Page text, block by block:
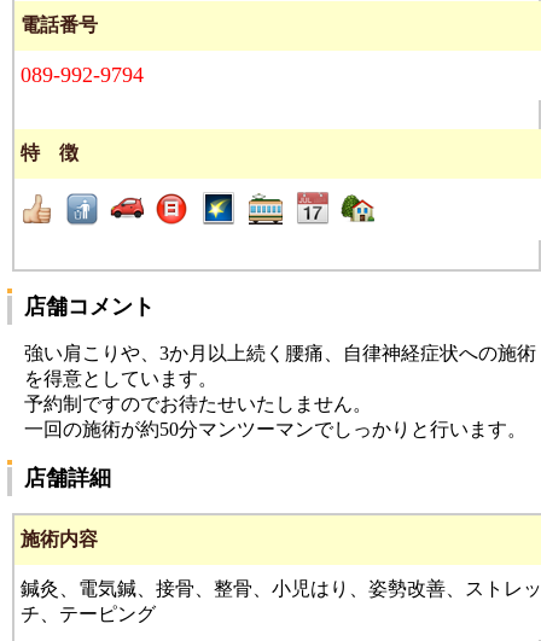
電話番号
089-992-9794
特 徴
店舗コメント
強い肩こりや、3か月以上続く腰痛、自律神経症状への施術
を得意としています。
予約制ですのでお待たせいたしません。
一回の施術が約50分マンツーマンでしっかりと行います。
店舗詳細
施術内容
鍼灸、電気鍼、接骨、整骨、小児はり、姿勢改善、ストレッ
チ、テーピング